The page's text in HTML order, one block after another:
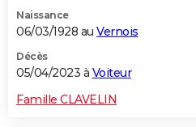
Naissance
06/03/1928 au Vernois
Décès
05/04/2023 à Voiteur
Famille CLAVELIN